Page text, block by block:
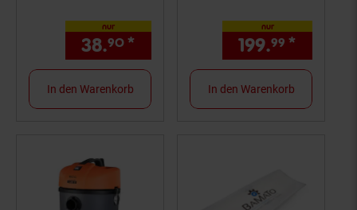
nur
38.90 * € Sternchen
In den Warenkorb
nur
199.99 *
In den Warenkorb